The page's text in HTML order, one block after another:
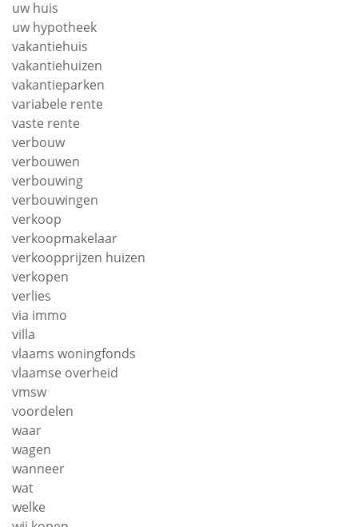
uw huis
uw hypotheek
vakantiehuis
vakantiehuizen
vakantieparken
variabele rente
vaste rente
verbouw
verbouwen
verbouwing
verbouwingen
verkoop
verkoopmakelaar
verkoopprijzen huizen
verkopen
verlies
via immo
villa
vlaams woningfonds
vlaamse overheid
vmsw
voordelen
waar
wagen
wanneer
wat
welke